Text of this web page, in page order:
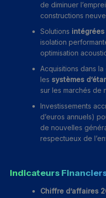
de diminuer
constructions
Solutions
isolation
optimisation
Acquisitions dans la
les systèmes
sur les marchés de
Investissements
d’euros annuels)
de nouvelles
respectueux de
Indicateurs
Chiffre d’affaires